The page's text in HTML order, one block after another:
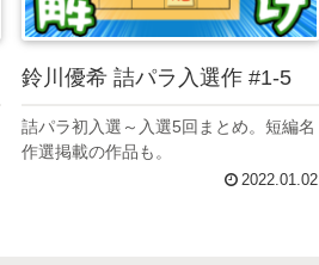
鈴川優希 詰パラ入選作 #1-5
詰パラ初入選～入選5回まとめ。短編名
作選掲載の作品も。
2022.01.02